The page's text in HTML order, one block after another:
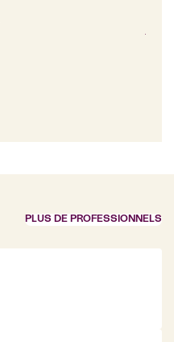
PLUS DE PROFESSIONNELS